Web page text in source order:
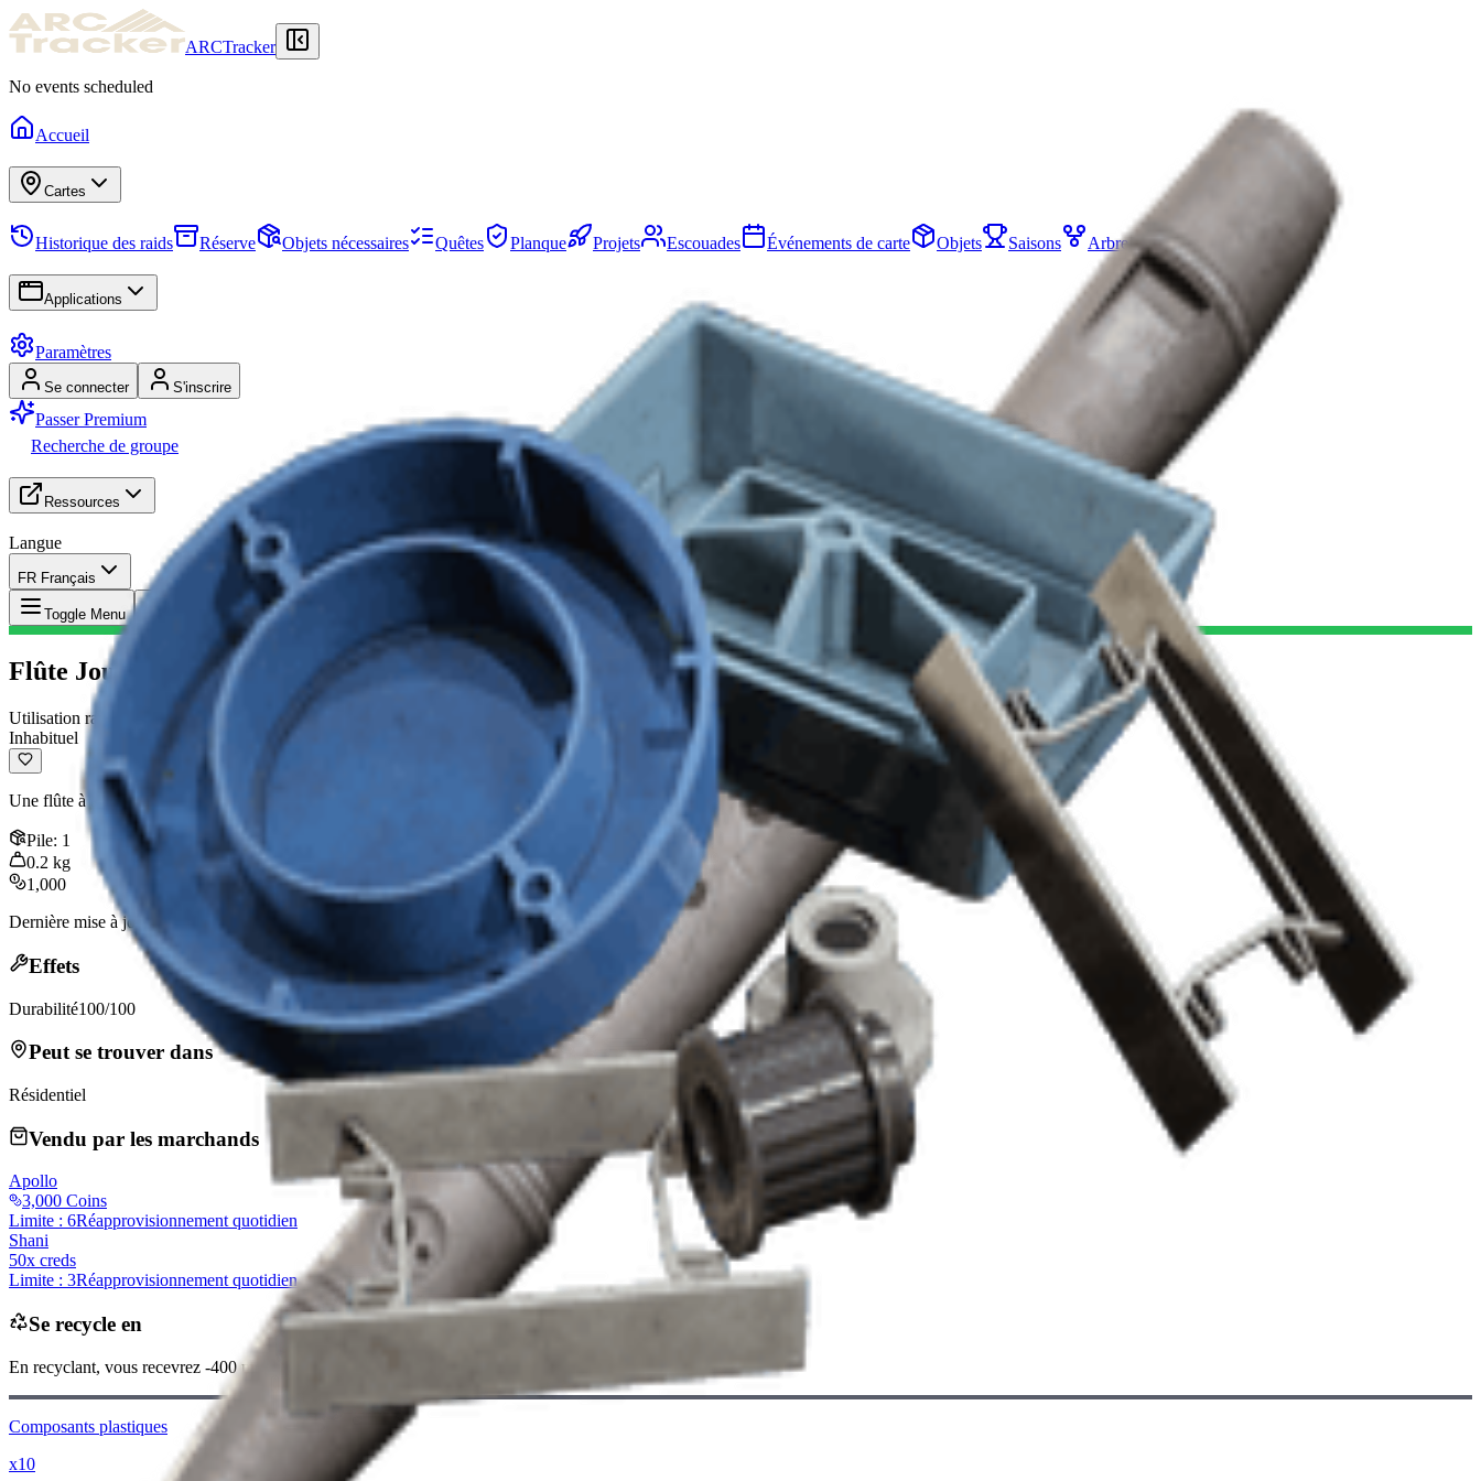
ARCTracker
No events scheduled
Accueil
Cartes
Historique des raids Réserve Objets nécessaires Quêtes Planque Projets Escouades Événements de carte Objets Saisons Arbre de compétences
Applications
Paramètres
Se connecter S'inscrire
Passer Premium
Recherche de groupe
Ressources
Langue
FR Français
Toggle Menu Objet:Flûte Jouable
Flûte Jouable
Utilisation rapide
Inhabituel
Une flûte à bec jouable utilisée pour attirer l'attention d'ARC et impressionner les autres Raiders.
Pile: 1
0.2 kg
1,000
Dernière mise à jour
Effets
Durabilité100/100
Peut se trouver dans
Résidentiel
Vendu par les marchands
Apollo
3,000 Coins
Limite : 6Réapprovisionnement quotidien
Shani
50x creds
Limite : 3Réapprovisionnement quotidien
Se recycle en
En recyclant, vous recevrez -400 moins
Composants plastiques
x10